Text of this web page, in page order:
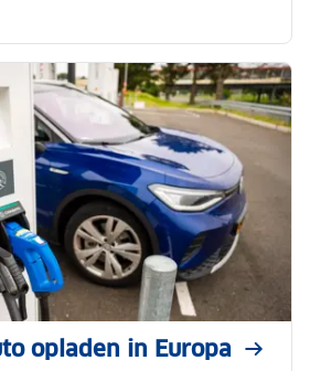
opladen in Europa